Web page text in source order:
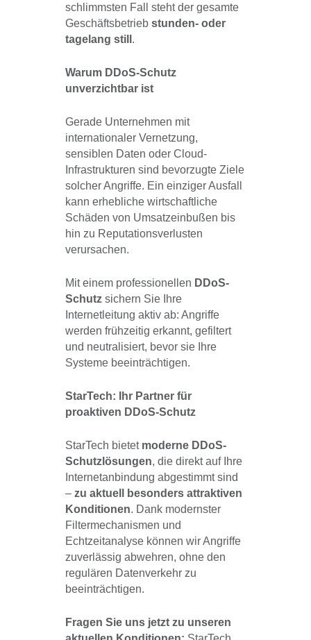
schlimmsten Fall steht der gesamte
Geschäftsbetrieb stunden- oder
tagelang still .
Warum DDoS-Schutz
unverzichtbar ist
Gerade Unternehmen mit
internationaler Vernetzung,
sensiblen Daten oder Cloud-
Infrastrukturen sind bevorzugte Ziele
solcher Angriffe. Ein einziger Ausfall
kann erhebliche wirtschaftliche
Schäden von Umsatzeinbußen bis
hin zu Reputationsverlusten
verursachen.
Mit einem professionellen DDoS-
Schutz sichern Sie Ihre
Internetleitung aktiv ab: Angriffe
werden frühzeitig erkannt, gefiltert
und neutralisiert, bevor sie Ihre
Systeme beeinträchtigen.
StarTech: Ihr Partner für
proaktiven DDoS-Schutz
StarTech bietet moderne DDoS-
Schutzlösungen, die direkt auf Ihre
Internetanbindung abgestimmt sind
– zu aktuell besonders attraktiven
Konditionen. Dank modernster
Filtermechanismen und
Echtzeitanalyse können wir Angriffe
zuverlässig abwehren, ohne den
regulären Datenverkehr zu
beeinträchtigen.
Fragen Sie uns jetzt zu unseren